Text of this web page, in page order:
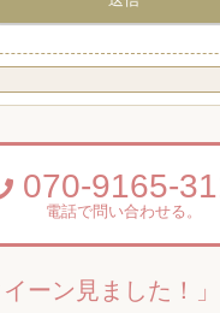
070-9165-
電話で問い合わせる。
イーン見ました！」